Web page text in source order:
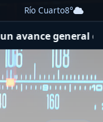
Río Cuarto8°
del 36% Se